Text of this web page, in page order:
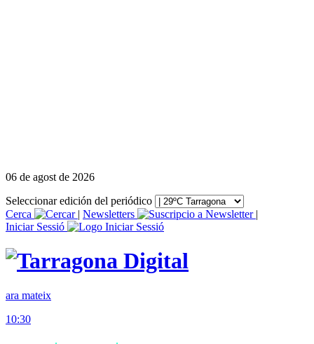
06 de agost de 2026
Seleccionar edición del periódico
Cerca
| Newsletters
|
Iniciar Sessió
ara mateix
10:30